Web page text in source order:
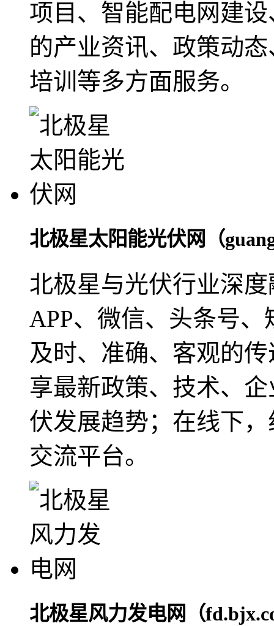
项目、智能配电网建
的产业资讯、政策动
培训等多方面服务。
北极星太阳能光伏网（
北极星与光伏行业深
APP、微信、头条号
及时、准确、客观的
享最新政策、技术、
伏发展趋势；在线下
交流平台。
北极星风力发电网（